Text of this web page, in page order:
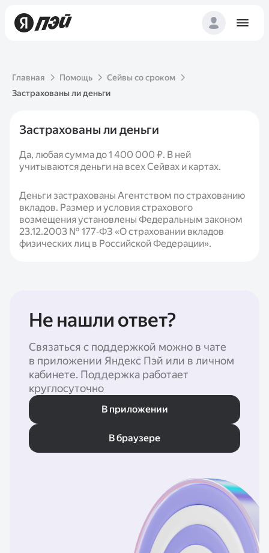
Главная Помощь
Сейвы со сроком
Застрахованы ли деньги
Застрахованы ли деньги
Да, любая сумма до 1 400 000 ₽. В ней
учитываются деньги на всех Сейвах и картах.
Деньги застрахованы Агентством по страхованию
вкладов. Размер и условия страхового
возмещения установлены Федеральным законом
23.12.2003 № 177‑ФЗ «О страховании вкладов
физических лиц в Российской Федерации».
Не нашли ответ?
Связаться с поддержкой можно в чате
в приложении Яндекс Пэй или в личном
кабинете. Поддержка работает
круглосуточно
В приложении
В браузере